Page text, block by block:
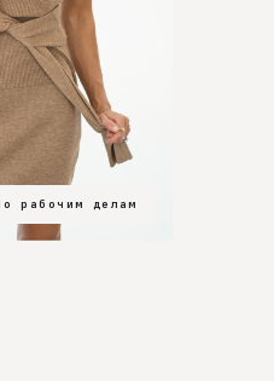
рабочим делам
зал
особенный вечер